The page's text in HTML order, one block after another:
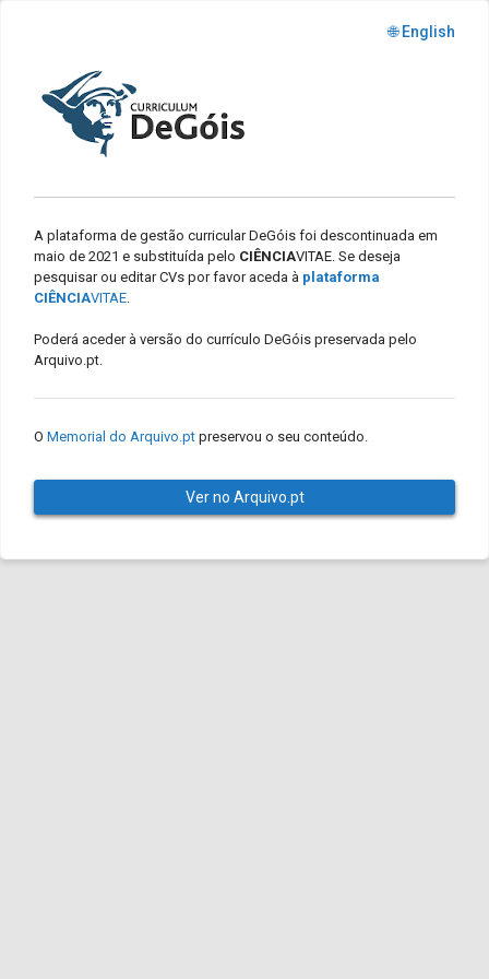
🌐 English
A plataforma de gestão curricular DeGóis foi descontinuada em
maio de 2021 e substituída pelo CIÊNCIAVITAE. Se deseja
pesquisar ou editar CVs por favor aceda à plataforma
CIÊNCIAVITAE.
Poderá aceder à versão do currículo DeGóis preservada pelo
Arquivo.pt.
O Memorial do Arquivo.pt preservou o seu conteúdo.
Ver no Arquivo.pt